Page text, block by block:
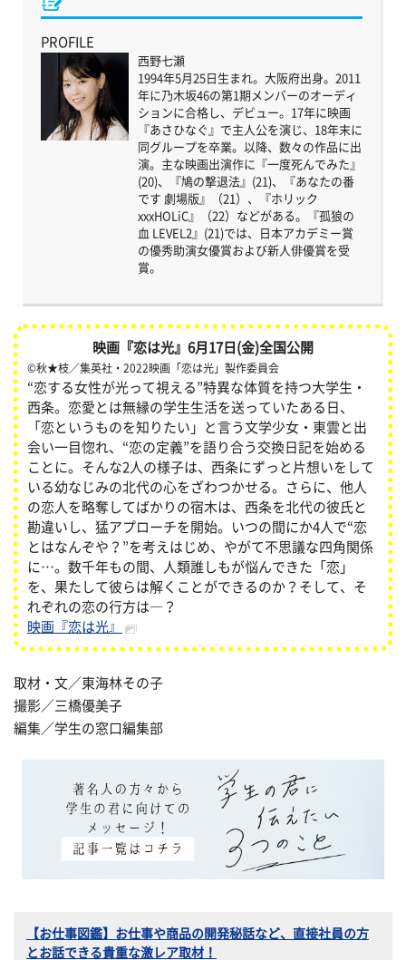
PROFILE
西野七瀬
1994年5月25日生まれ。大阪府出身。2011
年に乃木坂46の第1期メンバーのオーディ
ションに合格し、デビュー。17年に映画
『あさひなぐ』で主人公を演じ、18年末に
同グループを卒業。以降、数々の作品に出
演。主な映画出演作に『一度死んでみた』
(20)、『鳩の撃退法』(21)、『あなたの番
です 劇場版』（21）、『ホリック
xxxHOLiC』（22）などがある。『孤狼の
血 LEVEL2』(21)では、日本アカデミー賞
の優秀助演女優賞および新人俳優賞を受
賞。
映画『恋は光』6月17日(金)全国公開
©秋★枝／集英社・2022映画「恋は光」製作委員会
“恋する女性が光って視える”特異な体質を持つ大学生・
西条。恋愛とは無縁の学生生活を送っていたある日、
「恋というものを知りたい」と言う文学少女・東雲と出
会い一目惚れ、“恋の定義”を語り合う交換日記を始める
ことに。そんな2人の様子は、西条にずっと片想いをして
いる幼なじみの北代の心をざわつかせる。さらに、他人
の恋人を略奪してばかりの宿木は、西条を北代の彼氏と
勘違いし、猛アプローチを開始。いつの間にか4人で“恋
とはなんぞや？”を考えはじめ、やがて不思議な四角関係
に…。数千年もの間、人類誰しもが悩んできた「恋」
を、果たして彼らは解くことができるのか？そして、そ
れぞれの恋の行方は―？
映画『恋は光』
取材・文／東海林その子
撮影／三橋優美子
編集／学生の窓口編集部
【お仕事図鑑】お仕事や商品の開発秘話など、直接社員の方
とお話できる貴重な激レア取材！